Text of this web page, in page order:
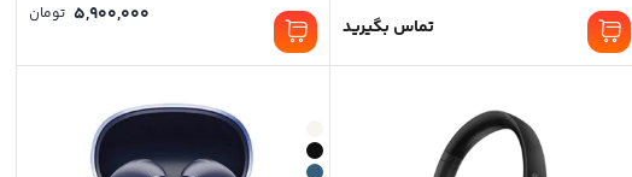
تماس بگیرید 5,900,000 تومان